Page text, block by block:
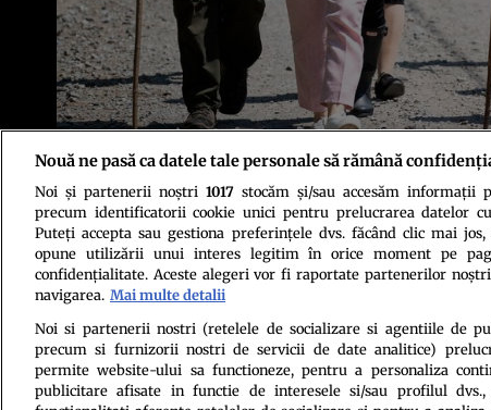
Regele Charles al III-lea, la pas prin Valea Zălanului, iunie 2023. Sursa
Politica de
Nouă ne pasă ca datele tale personale să rămână
Noi și partenerii noștri 1017stocăm și/sau accesăm informații
precum identificatorii cookie unici pentru prelucrarea datelor
Puteți accepta sau gestiona preferințele dvs. făcând clic mai
opune utilizării unui interes legitim în orice moment pe
confidențialitate. Aceste alegeri vor fi raportate partenerilor
navigarea. Mai multe detalii
Noi si partenerii nostri (retelele de socializare si agentiile de
precum si furnizorii nostri de servicii de date analitice)
permite website-ului sa functioneze, pentru a personaliza
publicitare afisate in functie de interesele si/sau profilul